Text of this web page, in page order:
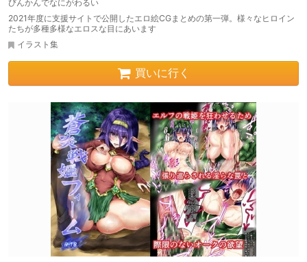
びんかんでなにがわるい
2021年度に支援サイトで公開したエロ絵CGまとめの第一弾。様々なヒロイン
たちが多種多様なエロスな目にあいます
イラスト集
買いに行く